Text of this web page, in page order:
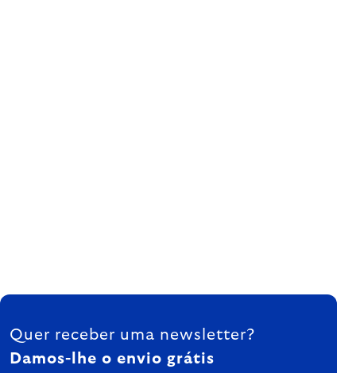
FOOTER
Quer receber uma newsletter?
Damos-lhe o envio grátis